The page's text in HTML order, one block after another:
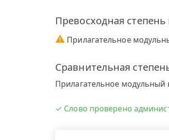
Превосходная
⚠ Прилагательное
Сравнительная
Прилагательное модульный
✓ Слово проверено